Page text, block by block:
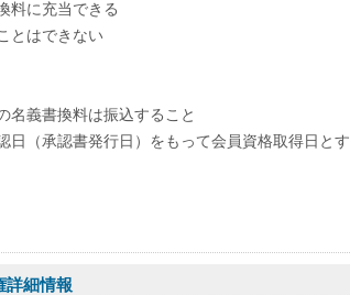
料に充当できる
とはできない
名義書換料は振込すること
（承認書発行日）をもって会員資格取得日とす
細情報